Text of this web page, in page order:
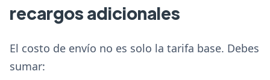
recargos adicionales
El costo de envío no es solo la tarifa base. Debes
sumar: